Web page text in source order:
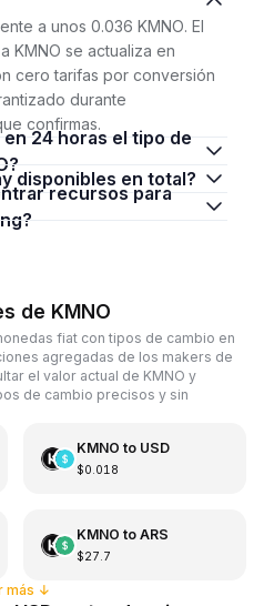
a unos 0.036 KMNO. El
KMNO se actualiza en
cero tarifas por conversión
durante
confirmas.
disponibles en total?
de KMNO
fiat con tipos de cambio en
agregadas de los makers de
el valor actual de KMNO y
de cambio precisos y sin
KMNO to USD
$0.018
KMNO to ARS
$27.7
más ↓